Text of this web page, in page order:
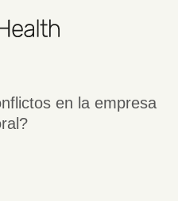
en la empresa